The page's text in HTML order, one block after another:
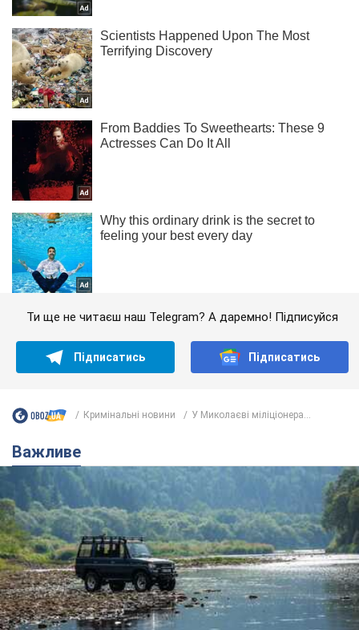
Ти ще не читаєш наш Telegram? А даремно! Підписуйся
Підписатись Підписатись
Кримінальні новини У Миколаєві міліціонера...
Важливе